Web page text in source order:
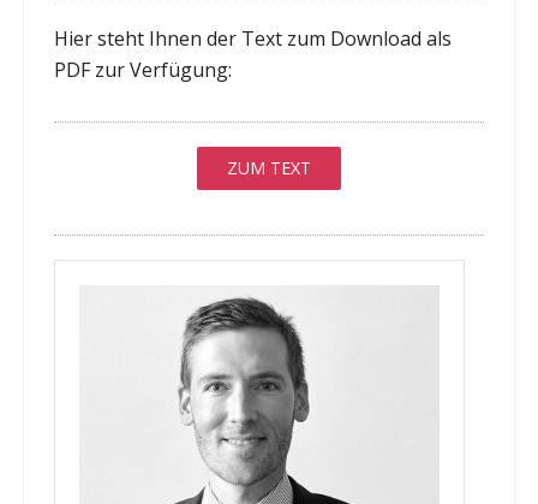
Hier steht Ihnen der Text zum Download als
PDF zur Verfügung:
ZUM TEXT